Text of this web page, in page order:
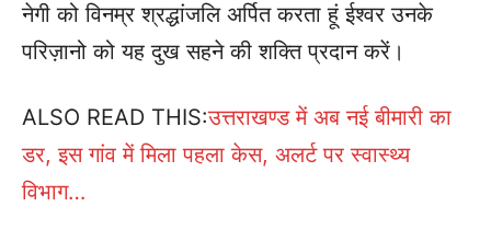
नेगी को विनम्र श्रद्धांजलि अर्पित करता हूं ईश्वर उनके
परिज़ानो को यह दुख सहने की शक्ति प्रदान करें।
ALSO READ THIS:उत्तराखण्ड में अब नई बीमारी का
डर, इस गांव में मिला पहला केस, अलर्ट पर स्वास्थ्य
विभाग…